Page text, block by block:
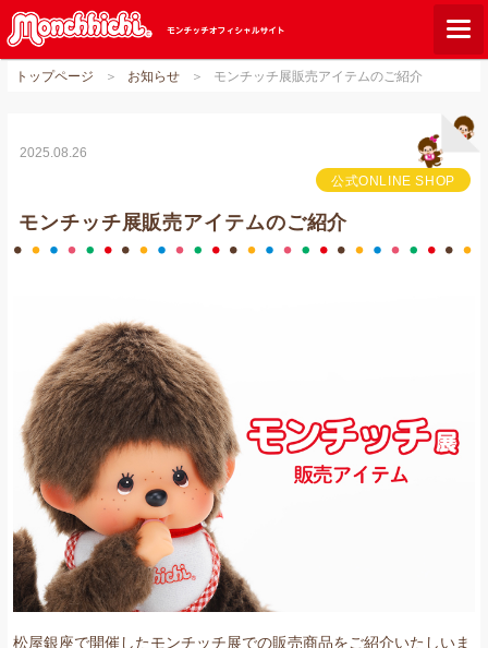
モンチッチとは？
ご当地モンチッチ
ショップリスト
オンラインショップ
Q&A
関連サイト
GLOBAL
お問い合わせ
トップページ お知らせ モンチッチ展販売アイテムのご紹介
2025.08.26
公式ONLINE SHOP
モンチッチ展販売アイテムのご紹介
松屋銀座で開催したモンチッチ展での販売商品をご紹介いたしいま